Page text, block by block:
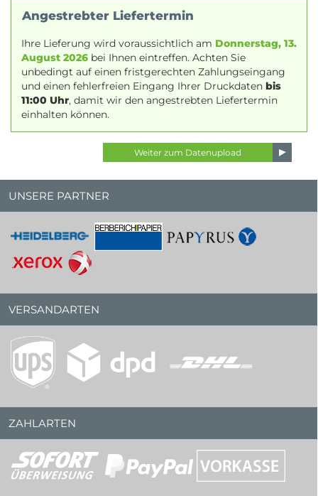
Angestrebter Liefertermin
Ihre Lieferung wird voraussichtlich am Donnerstag, 13.
August 2026 bei Ihnen eintreffen. Achten Sie
unbedingt auf einen fristgerechten Zahlungseingang
und einen fehlerfreien Eingang Ihrer Druckdaten bis
11:00 Uhr, damit wir den angestrebten Liefertermin
einhalten können.
UNSERE PARTNER
VERSANDARTEN
ZAHLARTEN